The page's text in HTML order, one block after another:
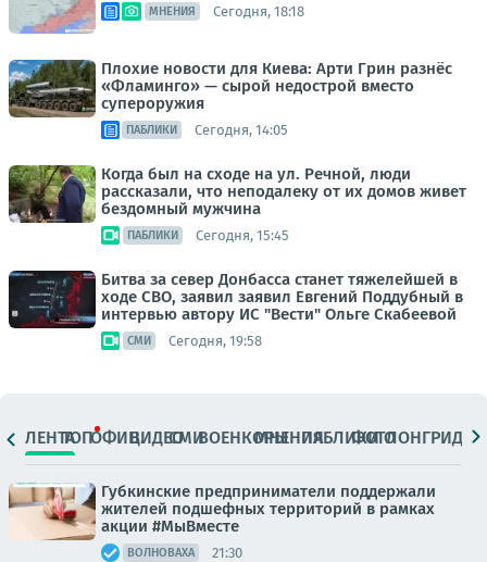
МНЕНИЯ Сегодня, 18:18
Плохие новости для Киева: Арти Грин разнёс
«Фламинго» — сырой недострой вместо
супероружия
ПАБЛИКИ Сегодня, 14:05
Когда был на сходе на ул. Речной, люди
рассказали, что неподалеку от их домов живет
бездомный мужчина
ПАБЛИКИ Сегодня, 15:45
Битва за север Донбасса станет тяжелейшей в
ходе СВО, заявил заявил Евгений Поддубный в
интервью автору ИС "Вести" Ольге Скабеевой
СМИ Сегодня, 19:58
ЛЕНТАТОПОФИЦ.ВИДЕОСМИВОЕНКОРЫМНЕНИЯПАБЛИКИ
ФОТОЛОНГРИДЫ
Губкинские предприниматели поддержали
жителей подшефных территорий в рамках
акции #МыВместе
ВОЛНОВАХА 21:30